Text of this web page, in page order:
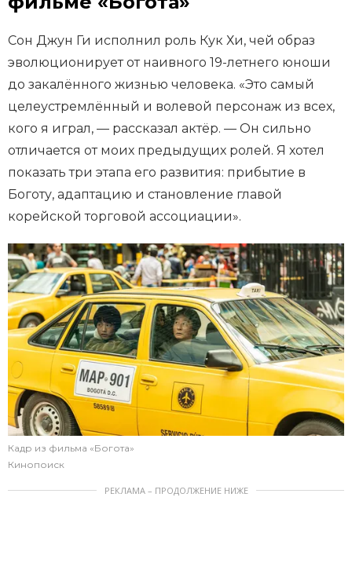
Сон Джун Ги исполнил роль Кук Хи, чей образ
эволюционирует от наивного 19-летнего юноши
до закалённого жизнью человека. «Это самый
целеустремлённый и волевой персонаж из всех,
кого я играл, — рассказал актёр. — Он сильно
отличается от моих предыдущих ролей. Я хотел
показать три этапа его развития: прибытие в
Боготу, адаптацию и становление главой
корейской торговой ассоциации».
Кадр из фильма «Богота»
Кинопоиск
РЕКЛАМА – ПРОДОЛЖЕНИЕ НИЖЕ